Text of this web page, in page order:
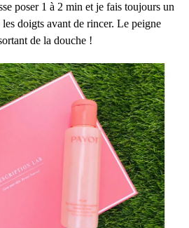
poser 1 à 2 min et je fais toujours un
les doigts avant de rincer. Le peigne
de la douche !